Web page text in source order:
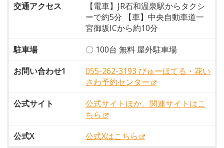
交通アクセス
【電車】JR石和温泉駅からタクシ
ーで約5分 【車】中央自動車道一
宮御坂ICから約10分
駐車場
〇 100台 無料 屋外駐車場
お問い合わせ1
055-262-3193 びゅーほてる・花い
さわ予約センター
公式サイト
公式サイトほか、関連サイトはこ
ちら
公式X
公式Xはこちら